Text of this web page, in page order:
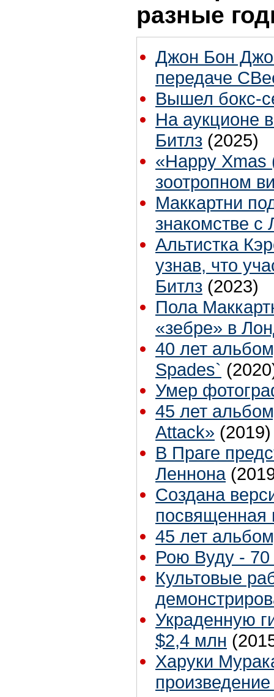
разные
Джон Бон
передаче
Вышел бокс-
На аукционе
Битлз (2025)
«Happy Xmas
зоотропном
Маккартни
знакомстве с
Альтистка
узнав, что
Битлз (2023)
Пола
«зебре» в
40 лет
Spades`
Умер
45 лет
Attack» (2019)
В Праге
Леннона
Создана
посвященная
45 лет
Рою Вуду - 70
Культовые
Украденную
$2,4 млн
Харуки